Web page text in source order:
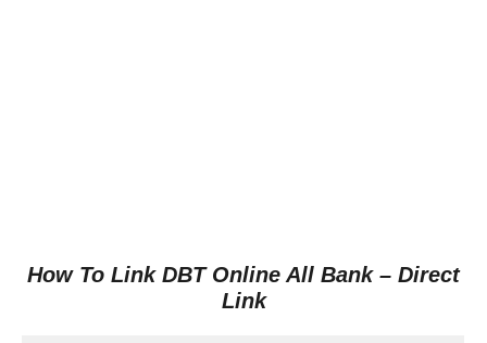
How To Link DBT Online All Bank – Direct
Link